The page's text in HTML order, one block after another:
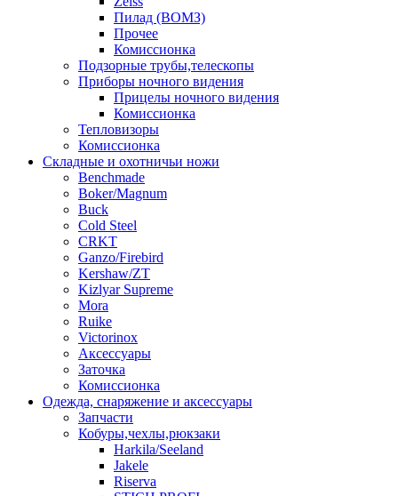
Пилад (ВОМЗ)
Прочее
Комиссионка
Подзорные трубы,телескопы
Приборы ночного видения
Прицелы ночного видения
Комиссионка
Тепловизоры
Комиссионка
Складные и охотничьи ножи
Benchmade
Boker/Magnum
Buck
Cold Steel
CRKT
Ganzo/Firebird
Kershaw/ZT
Kizlyar Supreme
Mora
Ruike
Victorinox
Аксессуары
Заточка
Комиссионка
Одежда, снаряжение и аксессуары
Запчасти
Кобуры,чехлы,рюкзаки
Harkila/Seeland
Jakele
Riserva